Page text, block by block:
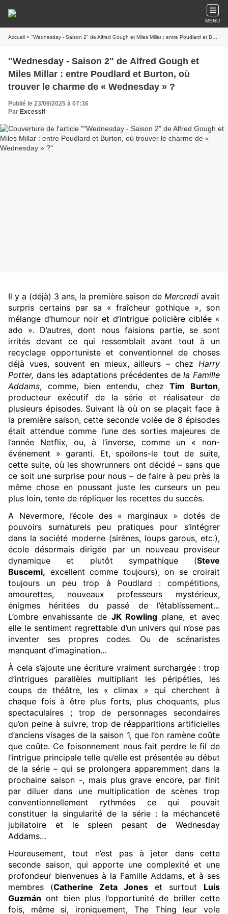
MENU
Accueil » "Wednesday - Saison 2" de Alfred Gough et Miles Millar : entre Poudlard et Burton, où trouver le charme de « Wednesday » ?
"Wednesday - Saison 2" de Alfred Gough et
Miles Millar : entre Poudlard et Burton, où
trouver le charme de « Wednesday » ?
Publié le 23/09/2025 à 07:36
Par Excessif
Il y a (déjà) 3 ans, la première saison de Mercredi avait
surpris certains par sa « fraîcheur gothique », son
mélange d’humour noir et d’intrigue policière ciblée «
ado ». D’autres, dont nous faisions partie, se sont
irrités devant ce qui ressemblait avant tout à un
recyclage opportuniste et conventionnel de choses
déjà vues, souvent en mieux, ailleurs – chez Harry
Potter, dans les adaptations précédentes de la Famille
Addams, comme, bien entendu, chez Tim Burton,
producteur exécutif de la série et réalisateur de
plusieurs épisodes. Suivant là où on se plaçait face à
la première saison, cette seconde volée de 8 épisodes
était attendue comme l’une des sorties majeures de
l’année Netflix, ou, à l’inverse, comme un « non-
événement » garanti. Et, spoilons-le tout de suite,
cette suite, où les showrunners ont décidé – sans que
ce soit une surprise pour nous – de faire à peu près la
même chose en poussant juste les curseurs un peu
plus loin, tente de répliquer les recettes du succès.
A Nevermore, l’école des « marginaux » dotés de
pouvoirs surnaturels peu pratiques pour s’intégrer
dans la société moderne (sirènes, loups garous, etc.),
école désormais dirigée par un nouveau proviseur
dynamique et plutôt sympathique (Steve
Buscemi, excellent comme toujours), on se croirait
toujours un peu trop à Poudlard : compétitions,
amourettes, nouveaux professeurs mystérieux,
énigmes héritées du passé de l’établissement…
L’ombre envahissante de JK Rowling plane, et avec
elle le sentiment regrettable d’un univers qui n’ose pas
inventer ses propres codes. Ou de scénaristes
manquant d’imagination…
À cela s’ajoute une écriture vraiment surchargée : trop
d’intrigues parallèles multipliant les péripéties, les
coups de théâtre, les « climax » qui cherchent à
chaque fois à être plus forts, plus choquants, plus
spectaculaires ; trop de personnages secondaires
qu’on peine à suivre, trop de réapparitions artificielles
d’anciens visages de la saison 1, que l’on ramène coûte
que coûte. Ce foisonnement nous fait perdre le fil de
l’intrigue principale telle qu’elle est présentée au début
de la série – qui se prolongera apparemment dans la
prochaine saison -, mais plus grave encore, par finit
par diluer dans une multiplication de scènes trop
conventionnellement rythmées ce qui pouvait
constituer la singularité de la série : la méchanceté
jubilatoire et le spleen pesant de Wednesday
Addams…
Heureusement, tout n’est pas à jeter dans cette
seconde saison, qui apporte une complexité et une
profondeur bienvenues à la Famille Addams, et à ses
membres (Catherine Zeta Jones et surtout
Luis
Guzmán ont bien plus l’opportunité de briller cette
fois, même si, ironiquement, The Thing leur vole